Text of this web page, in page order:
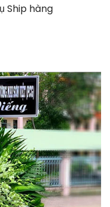
Ship hàng